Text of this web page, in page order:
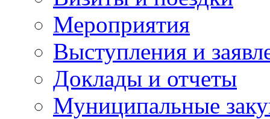
Мероприятия
Выступления и
Доклады и отчеты
Муниципальные